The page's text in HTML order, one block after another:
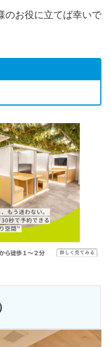
のお役に立てば幸いで